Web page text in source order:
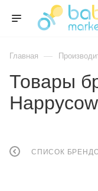
Главная —
Товары
Happycow
СПИСОК